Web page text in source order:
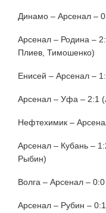
Динамо – Арсенал –
Арсенал – Родина –
Плиев, Тимошенко)
Енисей – Арсенал –
Арсенал – Уфа – 2:1
Нефтехимик –
Арсенал – Кубань –
Рыбин)
Волга – Арсенал – 0:0
Арсенал – Рубин –